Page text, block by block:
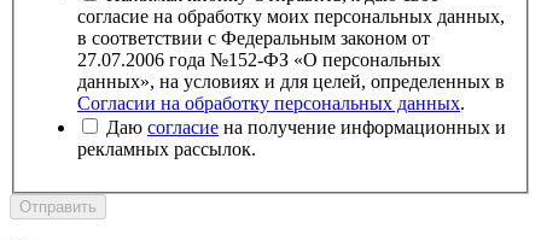
согласие на обработку моих персональных данных,
в соответствии с Федеральным законом от
27.07.2006 года №152-ФЗ «О персональных
данных», на условиях и для целей, определенных в
Согласии на обработку персональных данных.
Даю согласие на получение информационных и
рекламных рассылок.
Отправить